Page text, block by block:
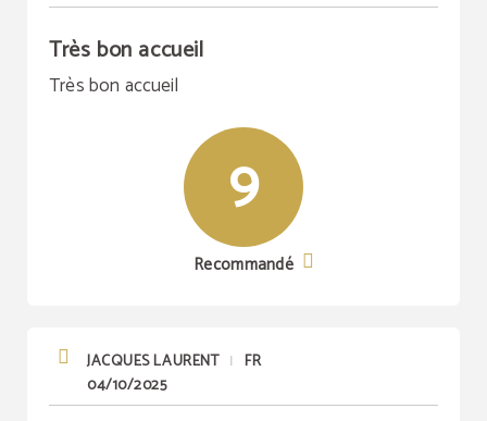
Très bon accueil
Très bon accueil
9
Recommandé
JACQUES LAURENT |
FR
04/10/2025